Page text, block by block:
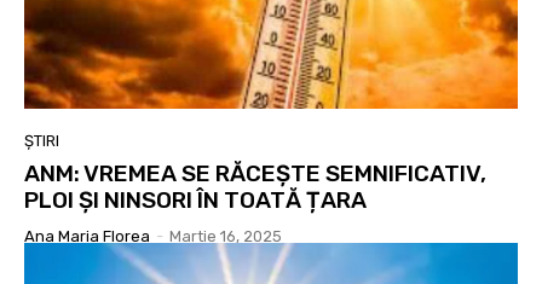
ȘTIRI
ANM: VREMEA SE RĂCEȘTE SEMNIFICATIV,
PLOI ȘI NINSORI ÎN TOATĂ ȚARA
Ana Maria Florea - Martie 16, 2025